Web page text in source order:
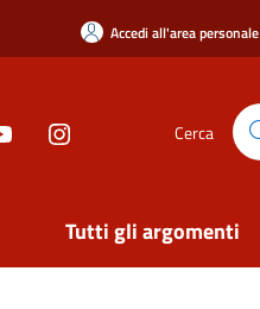
Accedi all'area personale
Cerca
Tutti gli argomenti